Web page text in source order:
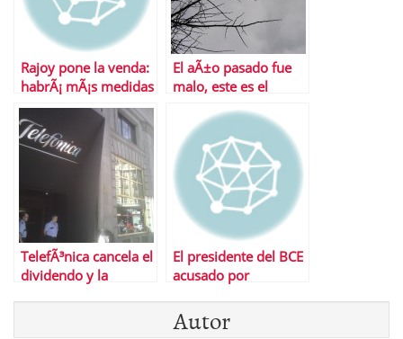
Rajoy pone la venda:
habrÃ¡ mÃ¡s medidas
de recortes
El aÃ±o pasado fue
malo, este es el
el gran remate
TelefÃ³nica cancela el
dividendo y la
El presidente del BCE
acusado por
lobby de banqueros
Autor